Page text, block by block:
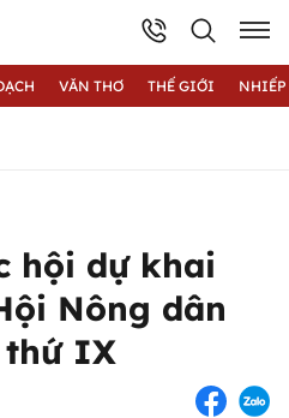
VĂN THƠ THẾ GIỚI
hội dự khai
Nông dân
thứ IX